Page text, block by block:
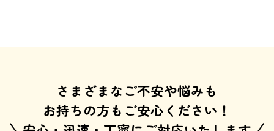
さまざまなご不安や悩みも
お持ちの方もご安心ください！